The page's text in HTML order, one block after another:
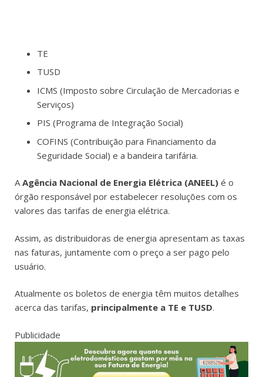
TE
TUSD
ICMS (Imposto sobre Circulação de Mercadorias e
Serviços)
PIS (Programa de Integração Social)
COFINS (Contribuição para Financiamento da
Seguridade Social) e a bandeira tarifária.
AAgência Nacional de Energia Elétrica (ANEEL) é o
órgão responsável por estabelecer resoluções com os
valores das tarifas de energia elétrica.
Assim, as distribuidoras de energia apresentam as taxas
nas faturas, juntamente com o preço a ser pago pelo
usuário.
Atualmente os boletos de energia têm muitos detalhes
acerca das tarifas, principalmente a TE e TUSD.
Publicidade